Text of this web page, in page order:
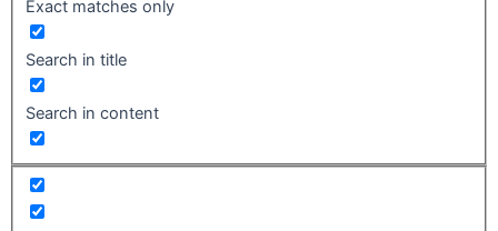
Exact matches only
Search in title
Search in content